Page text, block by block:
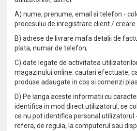
A) nume, prenume, email si telefon -
procesului de inregistrare client / creare
B) adrese de livrare mafa detalii de
plata, numar de telefon;
C) date legate de activitatea
magazinului online: cautari efectuate,
produse adaugate in cos si comenzi
D) Pe langa aceste informatii cu
identifica in mod direct utilizatorul, se
ce nu pot identifica personal utilizatorul
refera, de regula, la computerul sau